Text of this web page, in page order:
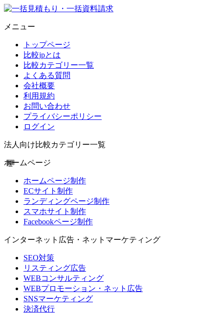
メニュー
トップページ
比較jpとは
比較カテゴリー一覧
よくある質問
会社概要
利用規約
お問い合わせ
プライバシーポリシー
ログイン
法人向け比較カテゴリー一覧
ホームページ
ホームページ制作
ECサイト制作
ランディングページ制作
スマホサイト制作
Facebookページ制作
インターネット広告・ネットマーケティング
SEO対策
リスティング広告
WEBコンサルティング
WEBプロモーション・ネット広告
SNSマーケティング
決済代行